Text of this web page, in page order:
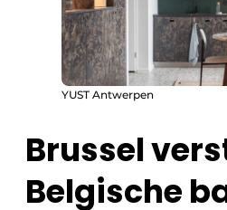
YUST Antwerpen
Brussel
Belgische